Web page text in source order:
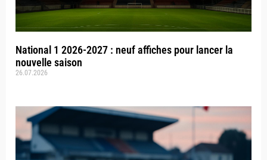
National 1 2026-2027 : neuf affiches pour lancer la
nouvelle saison
26.07.2026